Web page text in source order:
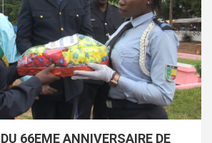
66EME ANNIVERSAIRE DE